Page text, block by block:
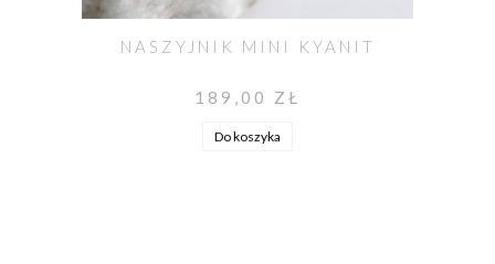
NASZYJNIK MINI KYANIT
189,00 ZŁ
Do koszyka